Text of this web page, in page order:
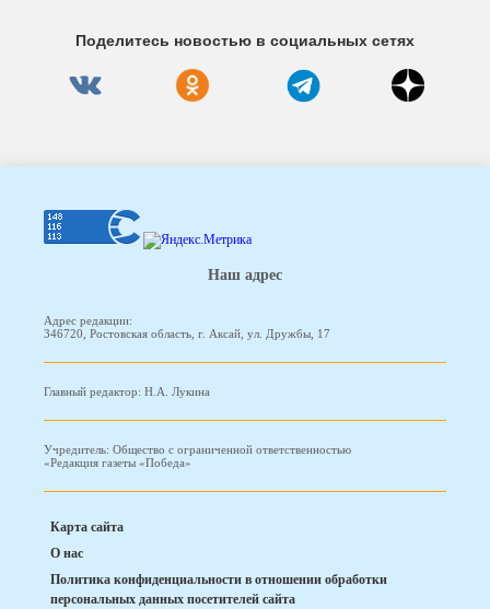
Поделитесь новостью в социальных сетях
Наш адрес
Адрес редакции:
346720, Ростовская область, г. Аксай, ул. Дружбы, 17
Главный редактор: Н.А. Лукина
Учредитель: Общество с ограниченной ответственностью
«Редакция газеты «Победа»
Карта сайта
О нас
Политика конфиденциальности в отношении обработки
персональных данных посетителей сайта